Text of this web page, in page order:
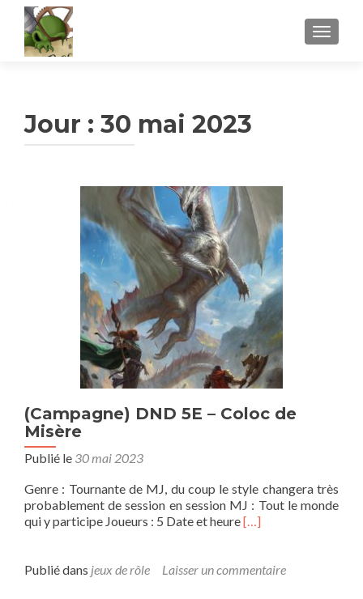
Jour : 30 mai 2023
(Campagne) DND 5E – Coloc de
Misère
Publié le 30 mai 2023
Genre : Tournante de MJ, du coup le style changera très
probablement de session en session MJ : Tout le monde
qui y participe Joueurs : 5 Date et heureEn
sur(Campagne)
[…]
Publié dans jeux de rôle Laisser un commentaire